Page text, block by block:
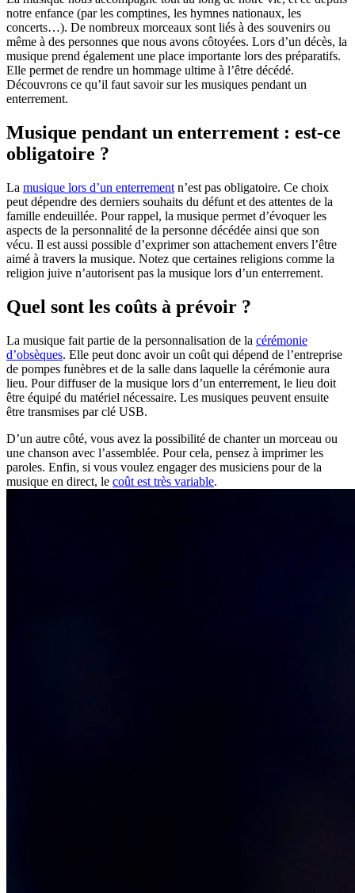
notre enfance (par les comptines, les hymnes nationaux, les
concerts…). De nombreux morceaux sont liés à des souvenirs ou
même à des personnes que nous avons côtoyées. Lors d’un décès, la
musique prend également une place importante lors des préparatifs.
Elle permet de rendre un hommage ultime à l’être décédé.
Découvrons ce qu’il faut savoir sur les musiques pendant un
enterrement.
Musique pendant un enterrement : est-ce
obligatoire ?
La musique lors d’un enterrement n’est pas obligatoire. Ce choix
peut dépendre des derniers souhaits du défunt et des attentes de la
famille endeuillée. Pour rappel, la musique permet d’évoquer les
aspects de la personnalité de la personne décédée ainsi que son
vécu. Il est aussi possible d’exprimer son attachement envers l’être
aimé à travers la musique. Notez que certaines religions comme la
religion juive n’autorisent pas la musique lors d’un enterrement.
Quel sont les coûts à prévoir ?
La musique fait partie de la personnalisation de la cérémonie
d’obsèques. Elle peut donc avoir un coût qui dépend de l’entreprise
de pompes funèbres et de la salle dans laquelle la cérémonie aura
lieu. Pour diffuser de la musique lors d’un enterrement, le lieu doit
être équipé du matériel nécessaire. Les musiques peuvent ensuite
être transmises par clé USB.
D’un autre côté, vous avez la possibilité de chanter un morceau ou
une chanson avec l’assemblée. Pour cela, pensez à imprimer les
paroles. Enfin, si vous voulez engager des musiciens pour de la
musique en direct, le coût est très variable.